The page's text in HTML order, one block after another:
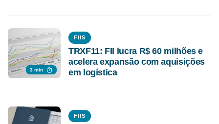
3 min
FIIS
TRXF11: FII lucra R$ 60 milhões e
acelera expansão com aquisições
em logística
FIIS